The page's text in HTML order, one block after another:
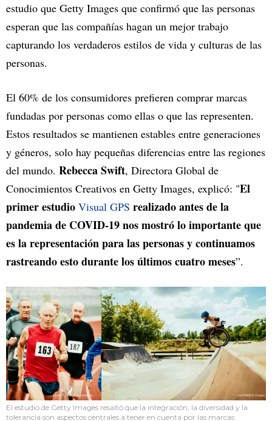
estudio que Getty Images que confirmó que las personas
esperan que las compañías hagan un mejor trabajo
capturando los verdaderos estilos de vida y culturas de las
personas.
El 60% de los consumidores prefieren comprar marcas
fundadas por personas como ellas o que las representen.
Estos resultados se mantienen estables entre generaciones
y géneros, solo hay pequeñas diferencias entre las regiones
del mundo. Rebecca Swift, Directora Global de
Conocimientos Creativos en Getty Images, explicó: "El
primer estudio Visual GPS realizado antes de la
pandemia de COVID-19 nos mostró lo importante que
es la representación para las personas y continuamos
rastreando esto durante los últimos cuatro meses”.
El estudio de Getty Images resaltó que la integración, la diversidad y la
tolerancia son aspectos centrales a tener en cuenta por las marcas